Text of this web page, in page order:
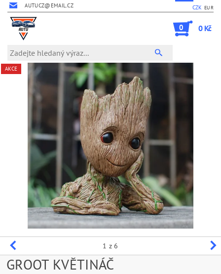
AUTUCZ@EMAIL.CZ CZK EUR
0 0 Kč
AKCE
1 z 6
GROOT KVĚTINÁČ